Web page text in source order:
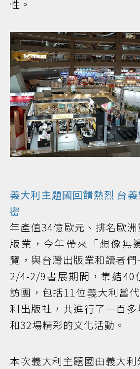
性。
義大利主題國回饋熱烈 台
密
年產值34億歐元、排名歐
版業，今年帶來「想像無
覽，與台灣出版業和讀者們
2/4-2/9書展期間，集結40
訪團，包括11位義大利當
利出版社，共進行了一百
和32場精彩的文化活動。
本次義大利主題國由義大